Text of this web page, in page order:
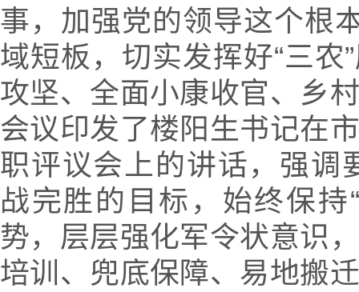
事，加强党的领导这个根
域短板，切实发挥好“三
攻坚、全面小康收官、乡
会议印发了楼阳生书记在
职评议会上的讲话，强调
战完胜的目标，始终保持
势，层层强化军令状意识
培训、兜底保障、易地搬